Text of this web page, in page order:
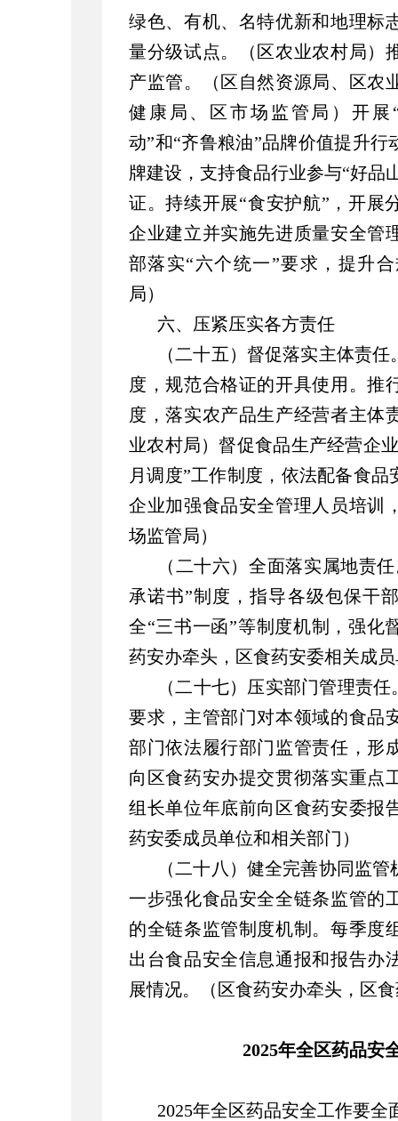
绿色、有机、名特优新和地理标
量分级试点。（区农业农村局）
产监管。（区自然资源局、区农
健康局、区市场监管局）开
动”和“齐鲁粮油”品牌价值提升
牌建设，支持食品行业参与“好品
证。持续开展“食安护航”，开展
企业建立并实施先进质量安全管
部落实“六个统一”要求，提升
局）
六、压紧压实各方责任
（二十五）督促落实主体责
度，规范合格证的开具使用。推
度，落实农产品生产经营者主体
业农村局）督促食品生产经营企
月调度”工作制度，依法配备食
企业加强食品安全管理人员培训
场监管局）
（二十六）全面落实属地责
承诺书”制度，指导各级包保干
全“三书一函”等制度机制，强化
药安办牵头，区食药安委相关成
（二十七）压实部门管理责
要求，主管部门对本领域的食品
部门依法履行部门监管责任，形
向区食药安办提交贯彻落实重点
组长单位年底前向区食药安委报
药安委成员单位和相关部门）
（二十八）健全完善协同监
一步强化食品安全全链条监管的
的全链条监管制度机制。每季度
出台食品安全信息通报和报告办
展情况。（区食药安办牵头，区
2025年全区药品安
2025年全区药品安全工作要